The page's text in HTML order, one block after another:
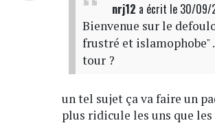
nrj12 a écrit le 30/09/
Bienvenue sur le
frustré et islamophobe"
tour ?
un tel sujet ça va faire un
plus ridicule les uns que les